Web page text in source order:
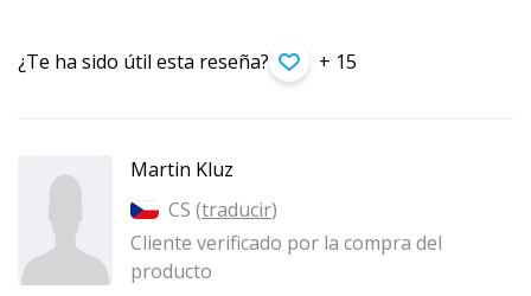
¿Te ha sido útil esta reseña? + 15
Martin Kluz
CS (traducir)
Cliente verificado por la compra del
producto